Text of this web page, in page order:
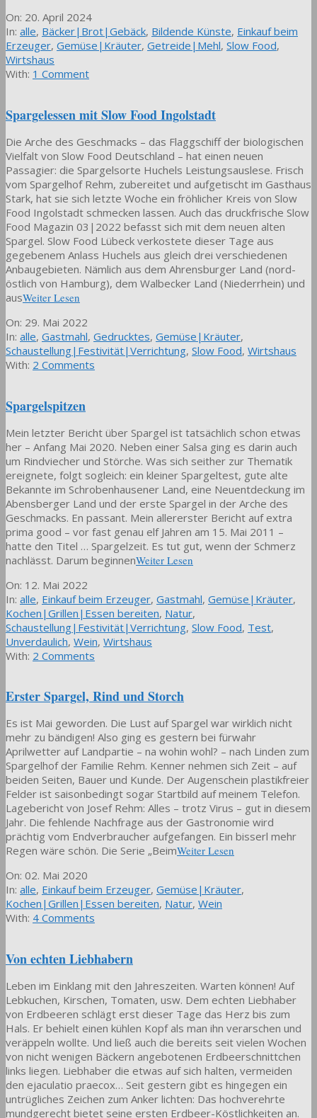
2024-
04-
20
On: 20. April 2024
In: alle, Bäcker|Brot|Gebäck, Bildende Künste, Einkauf beim
Erzeuger, Gemüse|Kräuter, Getreide|Mehl, Slow Food,
Wirtshaus
With: 1 Comment
Spargelessen mit Slow Food Ingolstadt
Die Arche des Geschmacks – das Flaggschiff der biologischen
Vielfalt von Slow Food Deutschland – hat einen neuen
Passagier: die Spargelsorte Huchels Leistungsauslese. Frisch
vom Spargelhof Rehm, zubereitet und aufgetischt im Gasthaus
Stark, hat sie sich letzte Woche ein fröhlicher Kreis von Slow
Food Ingolstadt schmecken lassen. Auch das druckfrische Slow
Food Magazin 03|2022 befasst sich mit dem neuen alten
Spargel. Slow Food Lübeck verkostete dieser Tage aus
gegebenem Anlass Huchels aus gleich drei verschiedenen
Anbaugebieten. Nämlich aus dem Ahrensburger Land (nord-
östlich von Hamburg), dem Walbecker Land (Niederrhein) und
ausWeiter Lesen
2022-
05-
29
On: 29. Mai 2022
In: alle, Gastmahl, Gedrucktes, Gemüse|Kräuter,
Schaustellung|Festivität|Verrichtung, Slow Food, Wirtshaus
With: 2 Comments
Spargelspitzen
Mein letzter Bericht über Spargel ist tatsächlich schon etwas
her – Anfang Mai 2020. Neben einer Salsa ging es darin auch
um Rindviecher und Störche. Was sich seither zur Thematik
ereignete, folgt sogleich: ein kleiner Spargeltest, gute alte
Bekannte im Schrobenhausener Land, eine Neuentdeckung im
Abensberger Land und der erste Spargel in der Arche des
Geschmacks. En passant. Mein allererster Bericht auf extra
prima good – vor fast genau elf Jahren am 15. Mai 2011 –
hatte den Titel … Spargelzeit. Es tut gut, wenn der Schmerz
nachlässt. Darum beginnenWeiter Lesen
2022-
05-
12
On: 12. Mai 2022
In: alle, Einkauf beim Erzeuger, Gastmahl, Gemüse|Kräuter,
Kochen|Grillen|Essen bereiten, Natur,
Schaustellung|Festivität|Verrichtung, Slow Food, Test,
Unverdaulich, Wein, Wirtshaus
With: 2 Comments
Erster Spargel, Rind und Storch
Es ist Mai geworden. Die Lust auf Spargel war wirklich nicht
mehr zu bändigen! Also ging es gestern bei fürwahr
Aprilwetter auf Landpartie – na wohin wohl? – nach Linden zum
Spargelhof der Familie Rehm. Kenner nehmen sich Zeit – auf
beiden Seiten, Bauer und Kunde. Der Augenschein plastikfreier
Felder ist saisonbedingt sogar Startbild auf meinem Telefon.
Lagebericht von Josef Rehm: Alles – trotz Virus – gut in diesem
Jahr. Die fehlende Nachfrage aus der Gastronomie wird
prächtig vom Endverbraucher aufgefangen. Ein bisserl mehr
Regen wäre schön. Die Serie „BeimWeiter Lesen
2020-
05-
02
On: 02. Mai 2020
In: alle, Einkauf beim Erzeuger, Gemüse|Kräuter,
Kochen|Grillen|Essen bereiten, Natur, Wein
With: 4 Comments
Von echten Liebhabern
Leben im Einklang mit den Jahreszeiten. Warten können! Auf
Lebkuchen, Kirschen, Tomaten, usw. Dem echten Liebhaber
von Erdbeeren schlägt erst dieser Tage das Herz bis zum
Hals. Er behielt einen kühlen Kopf als man ihn verarschen und
veräppeln wollte. Und ließ auch die bereits seit vielen Wochen
von nicht wenigen Bäckern angebotenen Erdbeerschnittchen
links liegen. Liebhaber die etwas auf sich halten, vermeiden
den ejaculatio praecox… Seit gestern gibt es hingegen ein
untrügliches Zeichen zum Anker lichten: Das hochverehrte
mundgerecht bietet seine ersten Erdbeer-Köstlichkeiten an.